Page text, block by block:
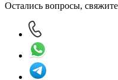
Остались вопросы,